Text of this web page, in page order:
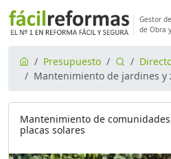
Gestor
de Obra
Presupuesto
Mantenimiento de jardines y
Mantenimiento de
placas solares